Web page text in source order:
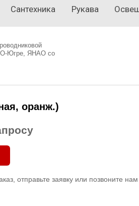
Сантехника Рукава
Югре, ЯНАО со
оранж.)
отправьте заявку или позвоните нам